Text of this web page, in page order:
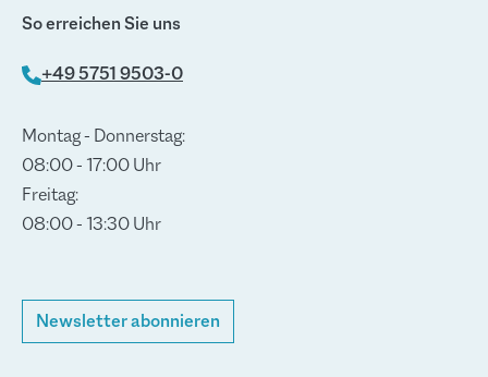
So erreichen Sie uns
+49 5751 9503-0
Montag - Donnerstag:
08:00 - 17:00 Uhr
Freitag:
08:00 - 13:30 Uhr
Newsletter abonnieren